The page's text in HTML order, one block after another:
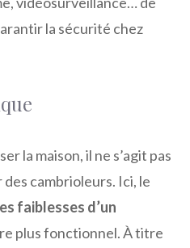
la sécurité chez
la maison, il ne s’agit pas
cambrioleurs. Ici, le
faiblesses d’un
plus fonctionnel. À titre